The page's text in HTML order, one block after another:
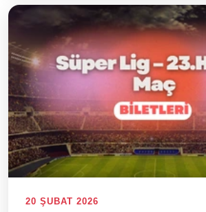
20 ŞUBAT 2026